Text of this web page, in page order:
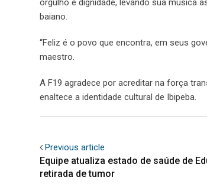
orgulho e dignidade, levando sua música
baiano.
“Feliz é o povo que encontra, em seus
maestro.
A F19 agradece por acreditar na força
enaltece a identidade cultural de Ibipeba.
Previous article
Equipe atualiza estado de saúde de
retirada de tumor